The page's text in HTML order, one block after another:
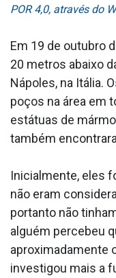
POR 4,0, através do
Em 19 de outubro
20 metros abaixo
Nápoles, na Itália.
poços na área em
estátuas de
também
Inicialmente, eles
não eram
portanto não
alguém percebeu
aproximadamente
investigou mais a